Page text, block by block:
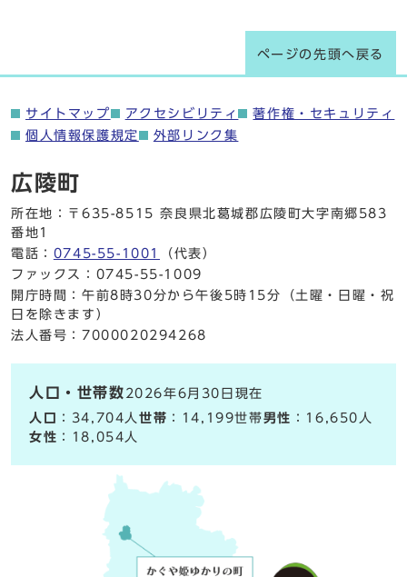
ページの先頭へ戻る
サイトマップ アクセシビリティ
著作権・セキュリティ
個人情報保護規定
外部リンク集
広陵町
所在地：〒635-8515 奈良県北葛城郡広陵町大字南郷583
番地1
電話： 0745-55-1001
（代表）
ファックス：0745-55-1009
開庁時間：午前8時30分から午後5時15分（土曜・日曜・祝
日を除きます）
法人番号：7000020294268
人口・世帯数 2026年6月30日現在
人口
：34,704人世帯 ：14,199世帯男性 ：16,650人
女性 ：18,054人